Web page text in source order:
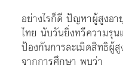
อย่างไรก็ดี ปัญหาผู้สูงอา
ไทย นับวันยิ่งทวีความรุ
ป้องกันการละเมิดสิทธิผู้
จากการศึกษา พบว่า